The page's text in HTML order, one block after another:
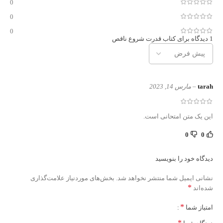
0
0
0
1 دیدگاه برای
کتاب قدرت شروع ناقص
tarah
– مارس 14, 2023
این یک متن امتحانی است.
0
0
دیدگاه خود را بنویسید
نشانی ایمیل شما منتشر نخواهد شد. بخش‌های موردنیاز علامت‌گذاری
شده‌اند *
امتیاز شما *